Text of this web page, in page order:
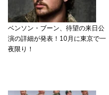
ベンソン・ブーン、待望の来日公
演の詳細が発表！10月に東京で一
夜限り！